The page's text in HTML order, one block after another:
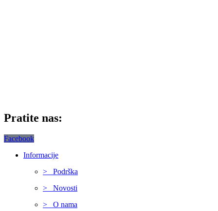
Pratite nas:
Facebook
Informacije
> Podrška
> Novosti
> O nama